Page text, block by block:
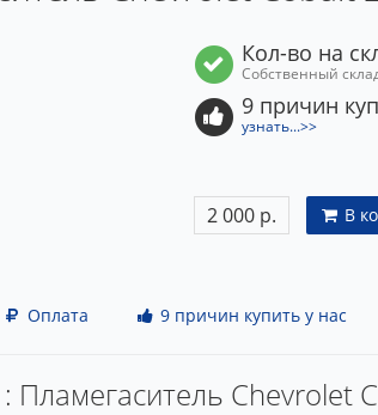
Кол-во на
Собственный
9 причин
узнать...>>
2 000 р. В
Оплата 9 причин купить у нас
Пламегаситель Chevrolet